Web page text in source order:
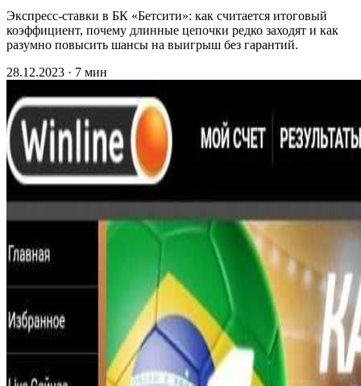
Экспресс-ставки в БК «Бетсити»: как считается итоговый
коэффициент, почему длинные цепочки редко заходят и как
разумно повысить шансы на выигрыш без гарантий.
28.12.2023 · 7 мин